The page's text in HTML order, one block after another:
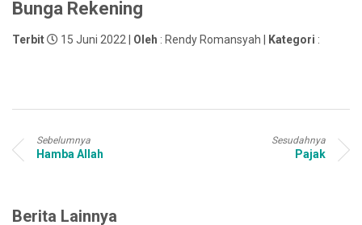
Bunga Rekening
Terbit 15 Juni 2022 | Oleh : Rendy Romansyah | Kategori :
Sebelumnya
Hamba Allah
Sesudahnya
Pajak
Berita Lainnya